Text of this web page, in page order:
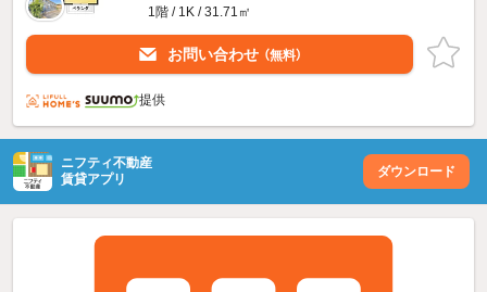
1階 / 1K / 31.71㎡
お問い合わせ （無料）
提供
ニフティ不動産
賃貸アプリ
ダウンロード